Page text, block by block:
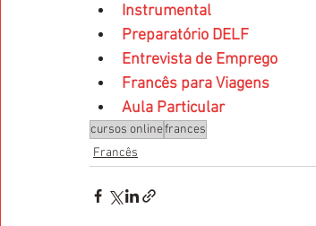
Instrumental
Preparatório DELF
Entrevista de Emprego
Francês para Viagens
Aula Particular
cursos onlinefrances
Francês